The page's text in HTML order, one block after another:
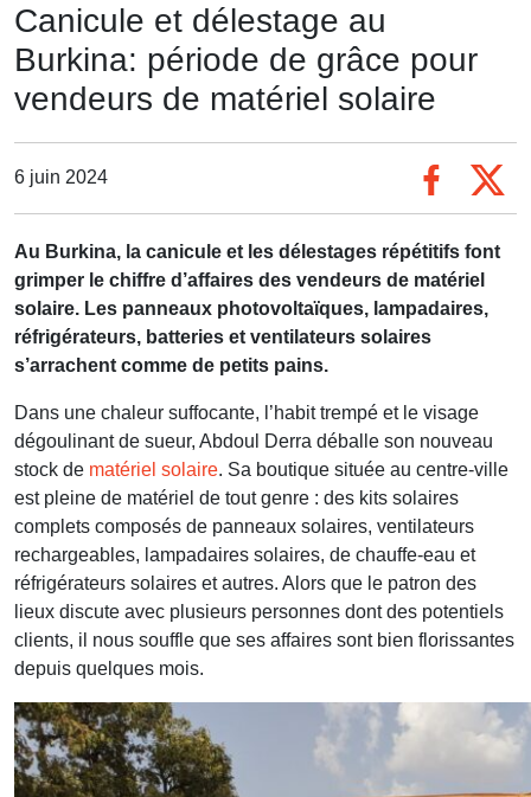
Canicule et délestage au
Burkina: période de grâce pour
vendeurs de matériel solaire
6 juin 2024
Au Burkina, la canicule et les délestages répétitifs font
grimper le chiffre d’affaires des vendeurs de matériel
solaire. Les panneaux photovoltaïques, lampadaires,
réfrigérateurs, batteries et ventilateurs solaires
s’arrachent comme de petits pains.
Dans une chaleur suffocante, l’habit trempé et le visage
dégoulinant de sueur, Abdoul Derra déballe son nouveau
stock de matériel solaire. Sa boutique située au centre-ville
est pleine de matériel de tout genre : des kits solaires
complets composés de panneaux solaires, ventilateurs
rechargeables, lampadaires solaires, de chauffe-eau et
réfrigérateurs solaires et autres. Alors que le patron des
lieux discute avec plusieurs personnes dont des potentiels
clients, il nous souffle que ses affaires sont bien florissantes
depuis quelques mois.